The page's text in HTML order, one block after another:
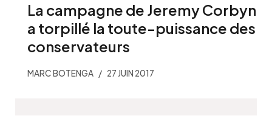
La campagne de Jeremy Corbyn
a torpillé la toute-puissance des
conservateurs
MARC BOTENGA 27 JUIN 2017